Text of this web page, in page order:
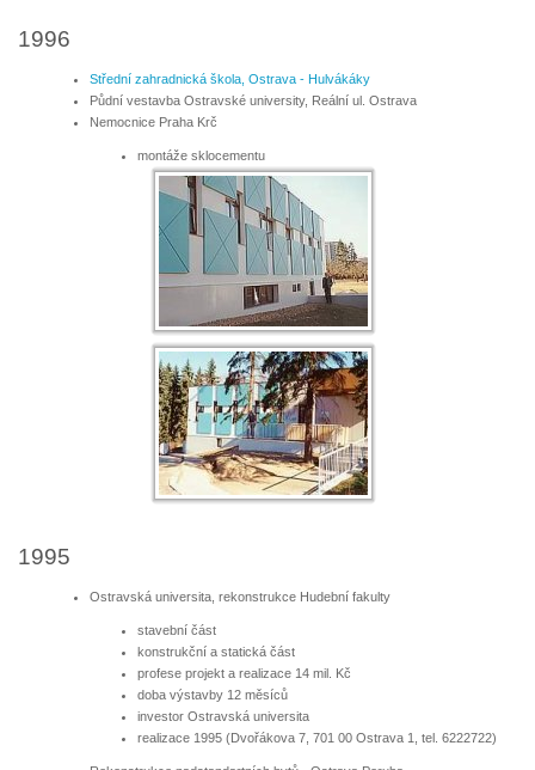
1996
Střední zahradnická škola, Ostrava - Hulvákáky
Půdní vestavba Ostravské university, Reální ul. Ostrava
Nemocnice Praha Krč
montáže sklocementu
1995
Ostravská universita, rekonstrukce Hudební fakulty
stavební část
konstrukční a statická část
profese projekt a realizace 14 mil. Kč
doba výstavby 12 měsíců
investor Ostravská universita
realizace 1995 (Dvořákova 7, 701 00 Ostrava 1, tel. 6222722)